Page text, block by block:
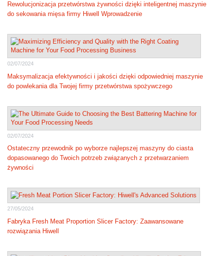
Rewolucjonizacja przetwórstwa żywności dzięki inteligentnej maszynie
do sekowania mięsa firmy Hiwell Wprowadzenie
02/07/2024
Maksymalizacja efektywności i jakości dzięki odpowiedniej maszynie
do powlekania dla Twojej firmy przetwórstwa spożywczego
02/07/2024
Ostateczny przewodnik po wyborze najlepszej maszyny do ciasta
dopasowanego do Twoich potrzeb związanych z przetwarzaniem
żywności
27/05/2024
Fabryka Fresh Meat Proportion Slicer Factory: Zaawansowane
rozwiązania Hiwell